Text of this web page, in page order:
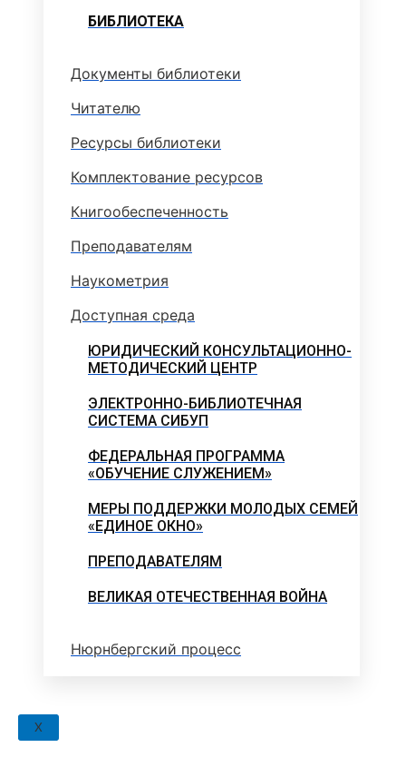
БИБЛИОТЕКА
Документы библиотеки
Читателю
Ресурсы библиотеки
Комплектование ресурсов
Книгообеспеченность
Преподавателям
Наукометрия
Доступная среда
ЮРИДИЧЕСКИЙ КОНСУЛЬТАЦИОННО-
МЕТОДИЧЕСКИЙ ЦЕНТР
ЭЛЕКТРОННО-БИБЛИОТЕЧНАЯ
СИСТЕМА СИБУП
ФЕДЕРАЛЬНАЯ ПРОГРАММА
«ОБУЧЕНИЕ СЛУЖЕНИЕМ»
МЕРЫ ПОДДЕРЖКИ МОЛОДЫХ СЕМЕЙ
«ЕДИНОЕ ОКНО»
ПРЕПОДАВАТЕЛЯМ
ВЕЛИКАЯ ОТЕЧЕСТВЕННАЯ ВОЙНА
Нюрнбергский процесс
X